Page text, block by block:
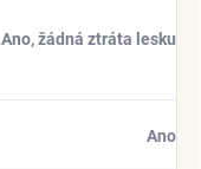
Ano, žádná ztráta lesku
Ano